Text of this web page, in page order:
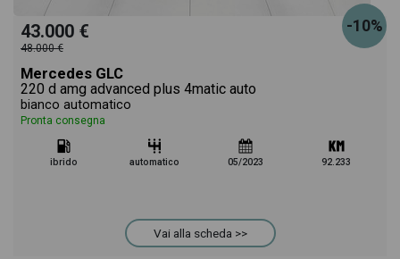
-10%
43.000 €
48.000 €
Mercedes GLC
220 d amg advanced plus 4matic auto
bianco automatico
Pronta consegna
ibrido automatico 05/2023 92.233
Vai alla scheda >>